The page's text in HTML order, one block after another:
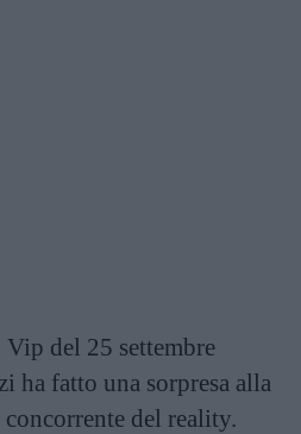
del 25 settembre
ha fatto una sorpresa alla
del reality.